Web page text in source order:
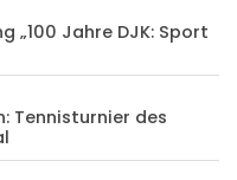
„100 Jahre DJK: Sport
Tennisturnier des